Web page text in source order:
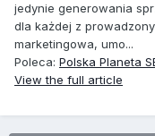
jedynie generowania
dla każdej z
marketingowa, umo...
Poleca: Polska Planeta
View the full article